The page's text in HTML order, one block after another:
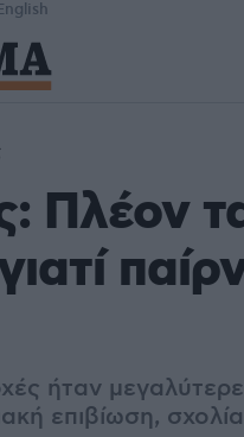
Πλέον
ήταν
επιβίωση,